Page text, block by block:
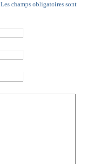
Les champs obligatoires sont